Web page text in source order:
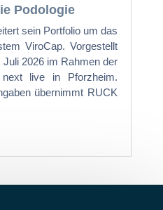
Podologie
sein Portfolio um das
ViroCap. Vorgestellt
2026 im Rahmen der
next live in Pforzheim.
übernimmt RUCK